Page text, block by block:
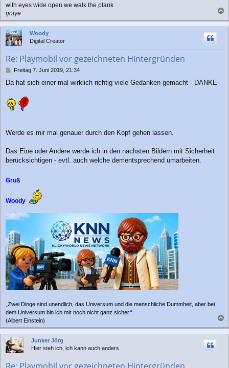
with eyes wide open we walk the plank
gotye
a
c
Woody
Digital Creator
Re: Playmobil vor gezeichneten Hintergründen
B
i
r
a
Freitag 7. Juni 2019, 21:34
Da hat sich einer mal wirklich richtig viele Gedanken gemacht - DANKE
Werde es mir mal genauer durch den Kopf gehen lassen.
Das Eine oder Andere werde ich in den nächsten Bildern mit Sicherheit
berücksichtigen - evtl. auch welche dementsprechend umarbeiten.
Gruß
Woody
„Zwei Dinge sind unendlich, das Universum und die menschliche Dummheit, aber bei
dem Universum bin ich mir noch nicht ganz sicher.“
(Albert Einstein)
a
c
Junker Jörg
Hier steh ich, ich kann auch anders